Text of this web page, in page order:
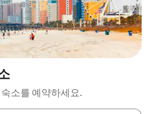
소를 예약하세요.